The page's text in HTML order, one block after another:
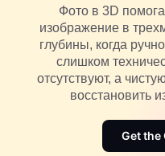
Dreamina AI
Pippit AI
ИИ-генератор
Улучшение
Dreamina Seedance
Gemini Omni
Редактор и
Еще
Варианты использования
Шаблоны
Шаблоны для
Шаблоны эффектов
Программа
Программа
Креативный кампус
Фото в 3D
изображение в
глубины, когда
слишком
отсутствуют, а
восстановить
Get the